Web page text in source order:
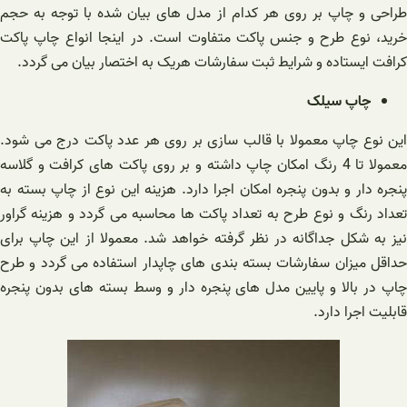
طراحی و چاپ بر روی هر کدام از مدل های بیان شده با توجه به حجم
خرید، نوع طرح و جنس پاکت متفاوت است. در اینجا انواع چاپ پاکت
کرافت ایستاده و شرایط ثبت سفارشات هریک به اختصار بیان می گردد.
چاپ سیلک
این نوع چاپ معمولا با قالب سازی بر روی هر عدد پاکت درج می شود.
معمولا تا 4 رنگ امکان چاپ داشته و بر روی پاکت های کرافت و گلاسه
پنجره دار و بدون پنجره امکان اجرا دارد. هزینه این نوع از چاپ بسته به
تعداد رنگ و نوع طرح به تعداد پاکت ها محاسبه می گردد و هزینه گراور
نیز به شکل جداگانه در نظر گرفته خواهد شد. معمولا از این چاپ برای
حداقل میزان سفارشات بسته بندی های چاپدار استفاده می گردد و طرح
چاپ در بالا و پایین مدل های پنجره دار و وسط بسته های بدون پنجره
قابلیت اجرا دارد.